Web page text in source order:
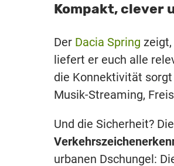
Kompakt, clever
Der Dacia Spring
liefert er euch alle
die Konnektivität
Musik-Streaming,
Und die Sicherheit?
urbanen Dschungel: